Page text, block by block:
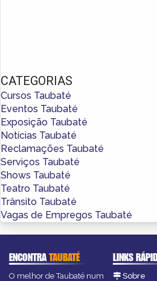
CATEGORIAS
Cursos Taubaté
Eventos Taubaté
Exposição Taubaté
Notícias Taubaté
Reclamações Taubaté
Serviços Taubaté
Shows Taubaté
Teatro Taubaté
Trânsito Taubaté
Vagas de Empregos Taubaté
ENCONTRATAUBATÉ
O melhor de Taubaté num
LINKS
Sobre